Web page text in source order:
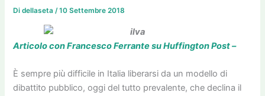
Didellaseta/10 Settembre 2018
Articolo con Francesco Ferrante su Huffington Post –
È sempre più difficile in Italia liberarsi da un modello di
dibattito pubblico, oggi del tutto prevalente, che declina il